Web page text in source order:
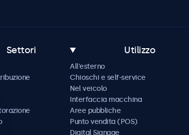
Settori Utilizzo
All'esterno
Chioschi e self-service
Nel veicolo
Interfaccia macchina
Aree pubbliche
Punto vendita (POS)
Digital Signage